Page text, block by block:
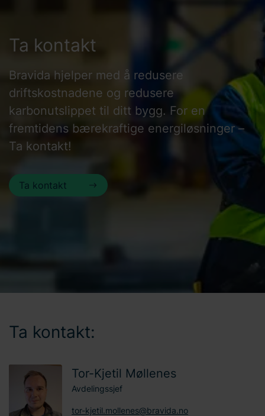
Ta kontakt
Bravida hjelper med å redusere
driftskostnadene og redusere
karbonutslippet til ditt bygg. For en
fremtidens bærekraftige energiløsninger –
Ta kontakt!
Ta kontakt
Ta kontakt:
Tor-Kjetil Møllenes
Avdelingssjef
tor-kjetil.mollenes@bravida.no